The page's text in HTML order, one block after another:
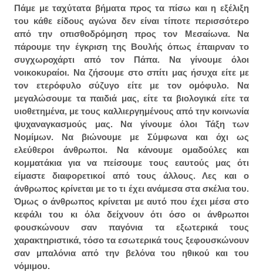
Πάμε με ταχύτατα βήματα προς τα πίσω και η εξέλιξη
του κάθε είδους αγώνα δεν είναι τίποτε περισσότερο
από την οπισθοδρόμηση προς τον Μεσαίωνα. Να
πάρουμε την έγκριση της Βουλής όπως έπαιρναν το
συγχωροχάρτι από τον Πάπα. Να γίνουμε όλοι
νοικοκυραίοι. Να ζήσουμε στο σπίτι μας ήσυχα είτε με
τον ετερόφυλο σύζυγο είτε με τον ομόφυλο. Να
μεγαλώσουμε τα παιδιά μας, είτε τα βιολογικά είτε τα
υιοθετημένα, με τους καλλιεργημένους από την κοινωνία
ψυχαναγκασμούς μας. Να γίνουμε όλοι Τάξη των
Νομίμων. Να βιώνουμε με Σύμφωνα και όχι ως
ελεύθεροι άνθρωποι. Να κάνουμε ομαδούλες και
κομματάκια για να πείσουμε τους εαυτούς μας ότι
είμαστε διαφορετικοί από τους άλλους. Λες και ο
άνθρωπος κρίνεται με το τι έχει ανάμεσα στα σκέλια του.
Όμως ο άνθρωπος κρίνεται με αυτό που έχει μέσα στο
κεφάλι του κι όλα δείχνουν ότι όσοοι άνθρωποι
φουσκώνουν σαν παγόνια τα εξωτερικά τους
χαρακτηριστικά, τόσο τα εσωτερικά τους ξεφουσκώνουν
σαν μπαλόνια από την βελόνα του ηθικού και του
νόμιμου.